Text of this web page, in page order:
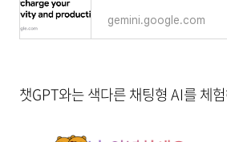
gemini.google.com
챗GPT와는 색다른 채팅형 AI를 체